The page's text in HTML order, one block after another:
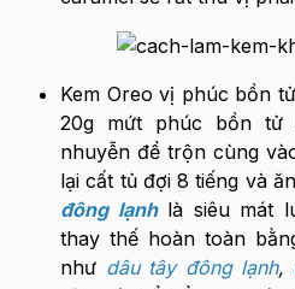
Kem Oreo vị phúc bồn
20g mứt phúc bồn tử
nhuyễn để trộn cùng
lại cất tủ đợi 8 tiếng và
đông lạnhlà siêu mát
thay thế hoàn toàn
như dâu tây đông lạnh,